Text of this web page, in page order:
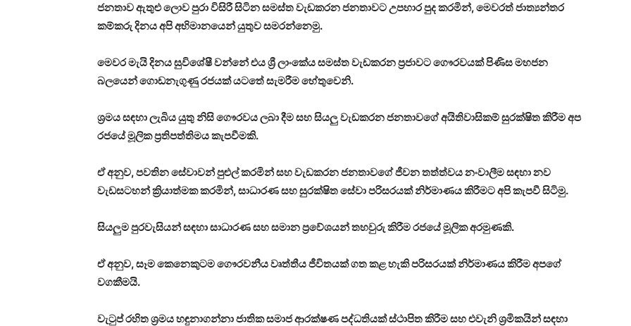
ජනතාව ඇතුළු ලොව පුරා විසිරී සිටින සමස්ත වැඩකරන ජනතාවට උපහාර පුද කරමින්, මෙවරත් ජාත්‍යන්තර
කම්කරු දිනය අපි අභිමානයෙන් යුතුව සමරන්නෙමු.
මෙවර මැයි දිනය සුවිශේෂී වන්නේ එය ශ්‍රී ලාංකේය සමස්ත වැඩකරන ප්‍රජාවට ගෞරවයක් පිණිස මහජන
බලයෙන් ගොඩනැගුණු රජයක් යටතේ සැමරීම හේතුවෙනි.
ශ්‍රමය සඳහා ලැබිය යුතු නිසි ගෞරවය ලබා දීම සහ සියලු වැඩකරන ජනතාවගේ අයිතිවාසිකම් සුරක්ෂිත කිරීම අප
රජයේ මූලික ප්‍රතිපත්තිමය කැපවීමකි.
ඒ අනුව, පවතින සේවාවන් පුළුල් කරමින් සහ වැඩකරන ජනතාවගේ ජීවන තත්ත්වය නංවාලීම සඳහා නව
වැඩසටහන් ක්‍රියාත්මක කරමින්, සාධාරණ සහ සුරක්ෂිත සේවා පරිසරයක් නිර්මාණය කිරීමට අපි කැපවී සිටිමු.
සියලුම පුරවැසියන් සඳහා සාධාරණ සහ සමාන ප්‍රවේශයන් තහවුරු කිරීම රජයේ මූලික අරමුණකි.
ඒ අනුව, සෑම කෙනෙකුටම ගෞරවනීය වෘත්තීය ජීවිතයක් ගත කළ හැකි පරිසරයක් නිර්මාණය කිරීම අපගේ
වගකීමයි.
වැටුප් රහිත ශ්‍රමය හඳුනාගන්නා ජාතික සමාජ ආරක්ෂණ පද්ධතියක් ස්ථාපිත කිරීම සහ එවැනි ශ්‍රමිකයින් සඳහා